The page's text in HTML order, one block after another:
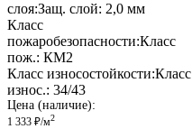
слоя:Защ. слой: 2,0 мм
Класс
пожаробезопасности:Класс
пож.: КМ2
Класс износостойкости:Класс
износ.: 34/43
Цена (наличие):
1 333 ₽/м2